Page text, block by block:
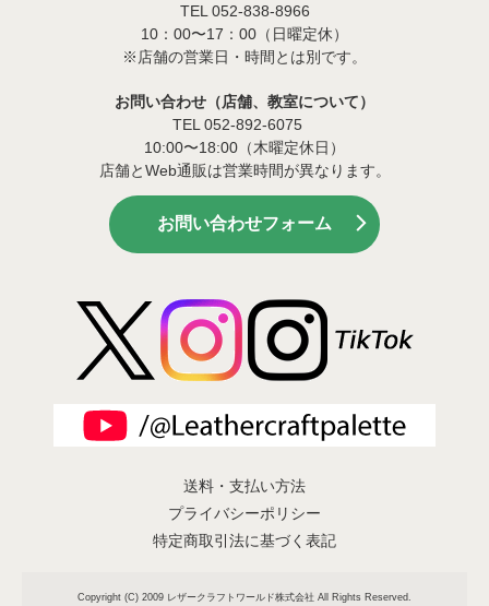
TEL 052-838-8966
10：00〜17：00（日曜定休）
※店舗の営業日・時間とは別です。
お問い合わせ（店舗、教室について）
TEL 052-892-6075
10:00〜18:00（木曜定休日）
店舗とWeb通販は営業時間が異なります。
お問い合わせフォーム
送料・支払い方法
プライバシーポリシー
特定商取引法に基づく表記
Copyright (C) 2009 レザークラフトワールド株式会社 All Rights Reserved.